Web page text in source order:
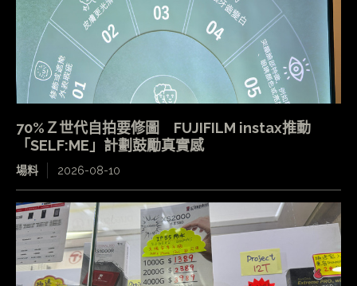
70%Ｚ世代自拍要修圖 FUJIFILM instax推動
「SELF:ME」計劃鼓勵真實感
場料 2026-08-10